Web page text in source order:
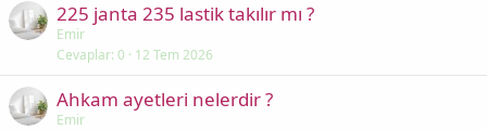
225 janta 235 lastik takılır mı ?
Emir
Cevaplar 0 12 Tem 2026
Ahkam ayetleri nelerdir ?
Emir